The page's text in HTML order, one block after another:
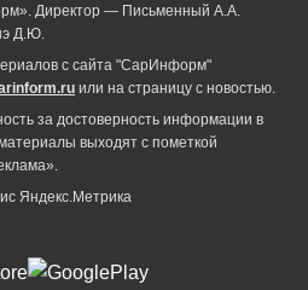
Директор — Письменный А.А.
Д.Ю.
с сайта "СарИнформ"
или на страницу с новостью.
за достоверность информации в
выходят с пометкой
Яндекс.Метрика